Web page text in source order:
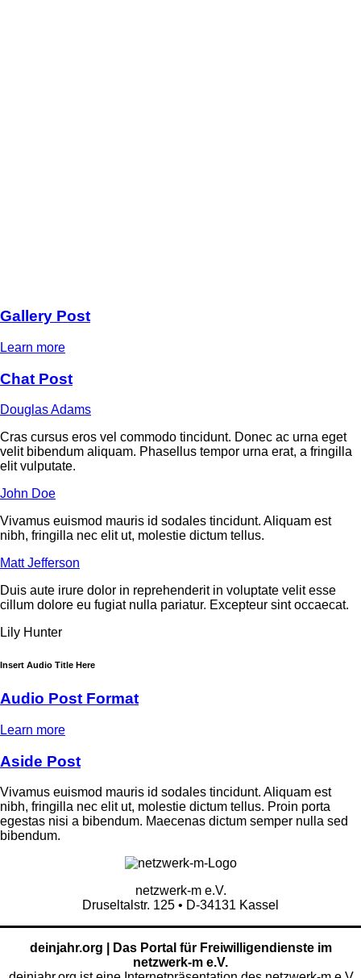
Gallery Post
Learn more
Chat Post
Douglas Adams
Cras cursus eros vel commodo tincidunt. Donec ac urna eget
velit bibendum aliquam. Phasellus tempor urna erat, a fringilla
elit vulputate.
John Doe
Vivamus euismod mauris id sodales tincidunt. Aliquam est
nibh, fringilla nec elit ut, molestie dictum tellus.
Matt Jefferson
Duis aute irure dolor in reprehenderit in voluptate velit esse
cillum dolore eu fugiat nulla pariatur. Excepteur sint occaecat.
Lily Hunter
Insert Audio Title Here
Audio Post Format
Learn more
Aside Post
Vivamus euismod mauris id sodales tincidunt. Aliquam est
nibh, fringilla nec elit ut, molestie dictum tellus. Proin porta
egestas nisi a bibendum. Maecenas dictum semper nulla sed
bibendum.
netzwerk-m e.V.
Druseltalstr. 125 • D-34131 Kassel
deinjahr.org | Das Portal für Freiwilligendienste im
netzwerk-m e.V.